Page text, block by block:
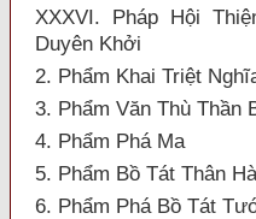
XXXVI. Pháp Hội
Duyên Khởi
2. Phẩm Khai Triệt
3. Phẩm Văn Thù Thần
4. Phẩm Phá Ma
5. Phẩm Bồ Tát Thân
6. Phẩm Phá Bồ Tát